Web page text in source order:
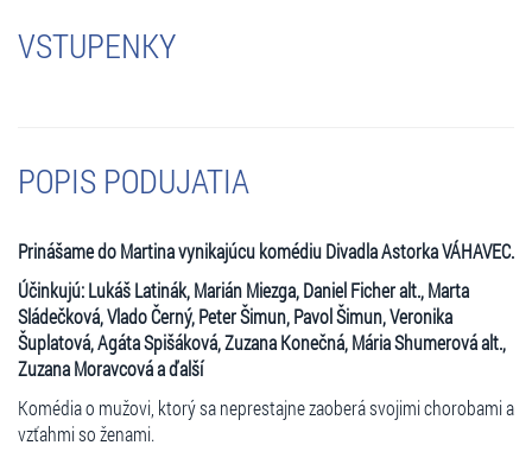
VSTUPENKY
POPIS PODUJATIA
Prinášame do Martina vynikajúcu komédiu Divadla Astorka VÁHAVEC.
Účinkujú: Lukáš Latinák, Marián Miezga, Daniel Ficher alt., Marta
Sládečková, Vlado Černý, Peter Šimun, Pavol Šimun, Veronika
Šuplatová, Agáta Spišáková, Zuzana Konečná, Mária Shumerová alt.,
Zuzana Moravcová a ďalší
Komédia o mužovi, ktorý sa neprestajne zaoberá svojimi chorobami a
vzťahmi so ženami.